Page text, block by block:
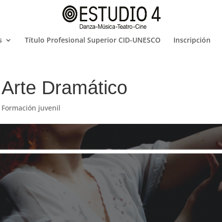
Título Profesional Superior CID-UNESCO Inscripción
Dramático
Formación juvenil